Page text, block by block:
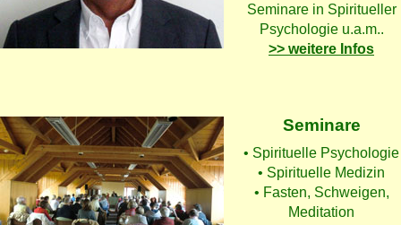
Seminare in Spiritueller
Psychologie u.a.m..
>> weitere Infos
Seminare
• Spirituelle Psychologie
• Spirituelle Medizin
• Fasten, Schweigen,
Meditation